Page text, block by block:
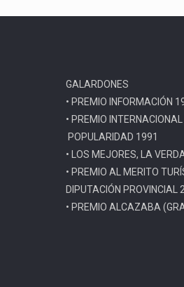
GALARDONES
• PREMIO INFORMACIÓN
• PREMIO
POPULARIDAD 1991
• LOS MEJORES, LA
• PREMIO AL MERITO
DIPUTACIÓN PROVINCIAL
• PREMIO ALCAZABA